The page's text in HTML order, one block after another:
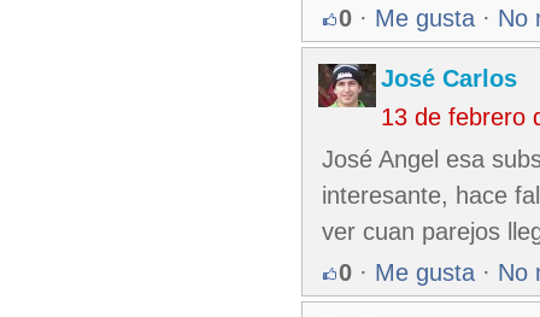
0 · Me gusta · No
José Carlos
13 de febrero
José Angel esa
interesante, hace
ver cuan parejos
0 · Me gusta · No